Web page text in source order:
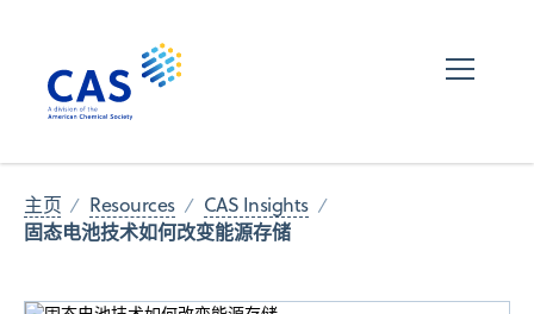
主页 Resources CAS Insights
固态电池技术如何改变能源存储